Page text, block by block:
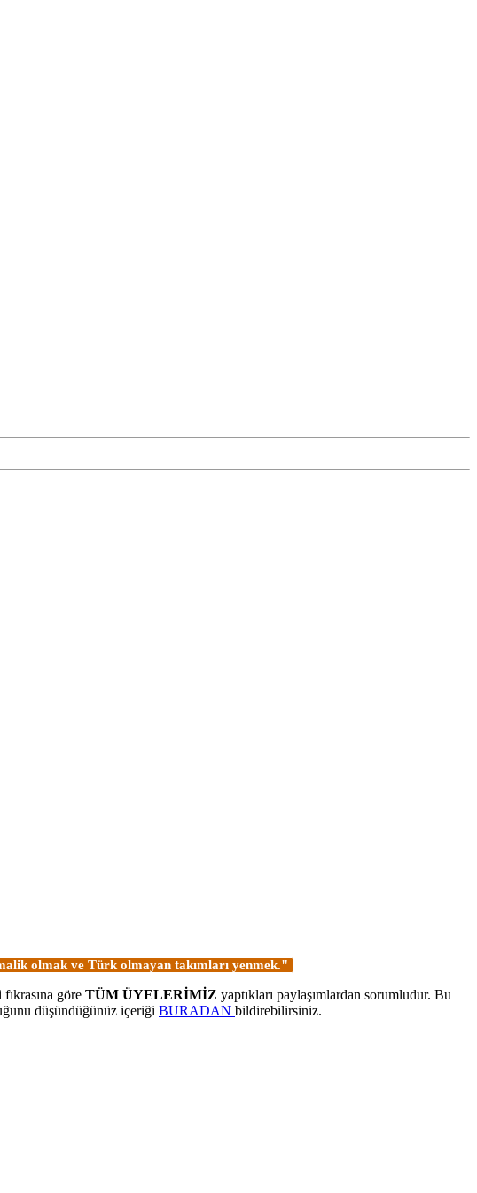
olmak ve Türk olmayan takımları yenmek."
göre TÜM ÜYELERİMİZ yaptıkları paylaşımlardan sorumludur. Bu
düşündüğünüz içeriği BURADAN bildirebilirsiniz.